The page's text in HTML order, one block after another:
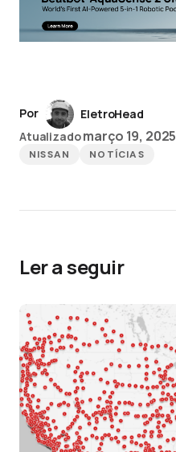
Por
EletroHead
Atualizadomarço 19, 2025
NISSAN NOTÍCIAS
Ler a seguir